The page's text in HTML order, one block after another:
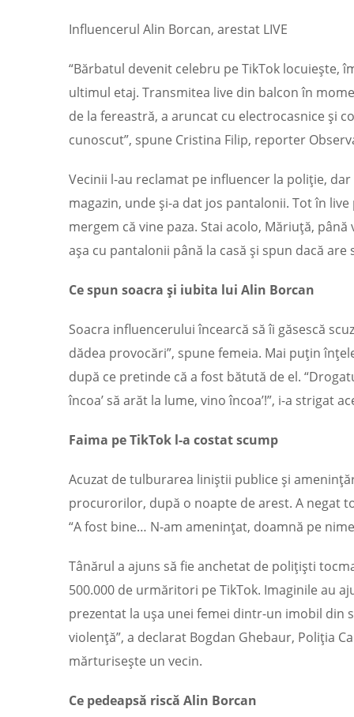
Influencerul Alin Borcan, arestat LIVE
“Bărbatul devenit celebru pe TikTok
ultimul etaj. Transmitea live din balcon în
de la fereastră, a aruncat cu electrocasnice şi
cunoscut”, spune Cristina Filip, reporter
Vecinii l-au reclamat pe influencer la poliţie,
magazin, unde şi-a dat jos pantalonii. Tot în
mergem că vine paza. Stai acolo, Măriuţă,
aşa cu pantalonii până la casă şi spun dacă are
Ce spun soacra şi iubita lui Alin Borcan
Soacra influencerului încearcă să îi găsescă
dădea provocări”, spune femeia. Mai puţin
după ce pretinde că a fost bătută de el.
încoa’ să arăt la lume, vino încoa’!”, i-a strigat
Faima pe TikTok l-a costat scump
Acuzat de tulburarea liniştii publice şi
procurorilor, după o noapte de arest. A negat
“A fost bine… N-am ameninţat, doamnă pe
Tânărul a ajuns să fie anchetat de poliţişti
500.000 de urmăritori pe TikTok. Imaginile au
prezentat la uşa unei femei dintr-un imobil din
violenţă”, a declarat Bogdan Ghebaur, Poliţia
mărturiseşte un vecin.
Ce pedeapsă riscă Alin Borcan